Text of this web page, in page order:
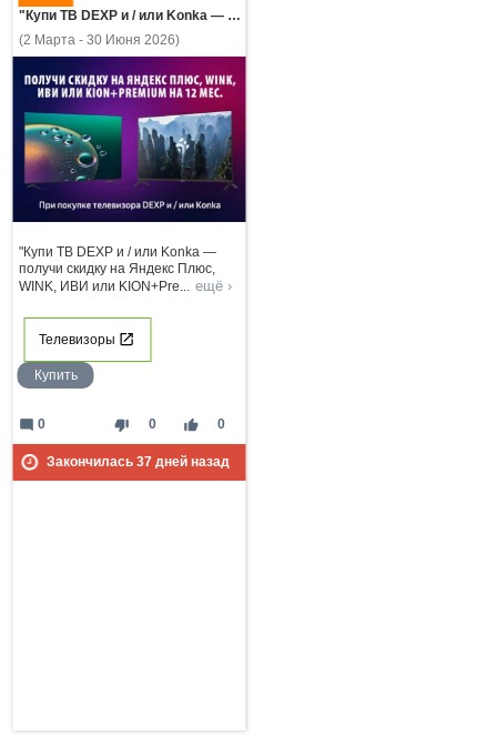
"Купи ТВ DEXP и / или Konka — получи скидку на Яндекс Плюс, WINK, ИВИ или KION+Premium на 12 мес."
(2 Марта - 30 Июня 2026)
"Купи ТВ DEXP и / или Konka —
получи скидку на Яндекс Плюс,
WINK, ИВИ или KION+Pre... ещё ›
Телевизоры
Купить
thumb_down 0 thumb_up 0
mode_comment 0
Закончилась 37дней назад